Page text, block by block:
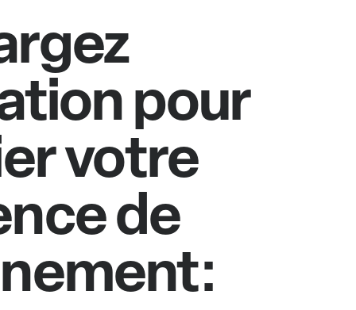
pour
votre
de